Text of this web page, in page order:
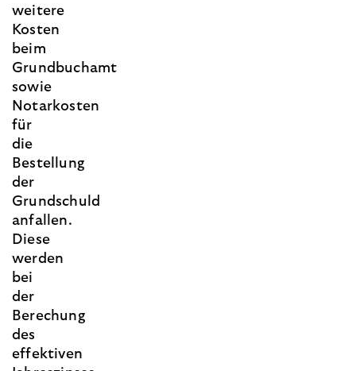
weitere
Kosten
beim
Grundbuchamt
sowie
Notarkosten
für
die
Bestellung
der
Grundschuld
anfallen.
Diese
werden
bei
der
Berechung
des
effektiven